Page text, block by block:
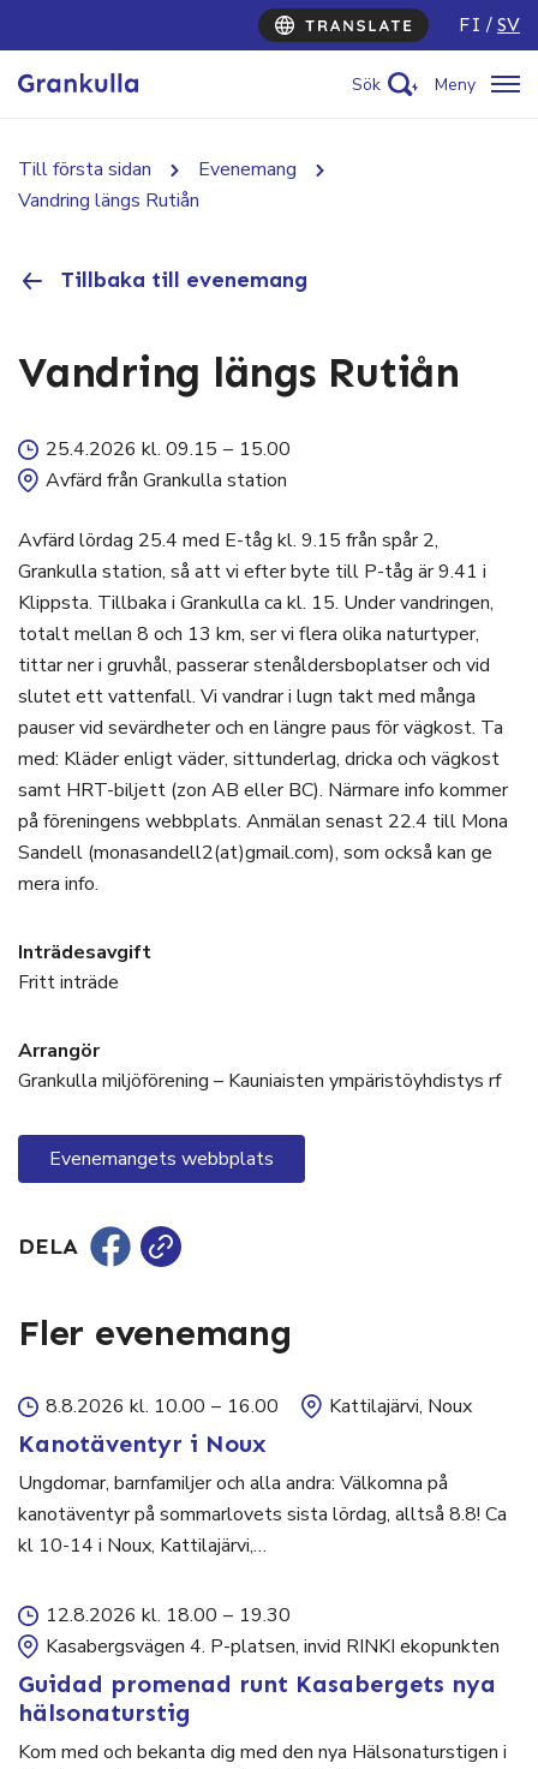
FI SV
Sök Meny
Till första sidan
Evenemang
Vandring längs Rutiån
Tillbaka till evenemang
Vandring längs Rutiån
25.4.2026 kl. 09.15 – 15.00
Avfärd från Grankulla station
Avfärd lördag 25.4 med E-tåg kl. 9.15 från spår 2,
Grankulla station, så att vi efter byte till P-tåg är 9.41 i
Klippsta. Tillbaka i Grankulla ca kl. 15. Under vandringen,
totalt mellan 8 och 13 km, ser vi flera olika naturtyper,
tittar ner i gruvhål, passerar stenåldersboplatser och vid
slutet ett vattenfall. Vi vandrar i lugn takt med många
pauser vid sevärdheter och en längre paus för vägkost. Ta
med: Kläder enligt väder, sittunderlag, dricka och vägkost
samt HRT-biljett (zon AB eller BC). Närmare info kommer
på föreningens webbplats. Anmälan senast 22.4 till Mona
Sandell (monasandell2(at)gmail.com), som också kan ge
mera info.
Inträdesavgift
Fritt inträde
Arrangör
Grankulla miljöförening – Kauniaisten ympäristöyhdistys rf
Evenemangets webbplats
DELA
Fler evenemang
8.8.2026 kl. 10.00 – 16.00 Kattilajärvi, Noux
Kanotäventyr i Noux
Ungdomar, barnfamiljer och alla andra: Välkomna på
kanotäventyr på sommarlovets sista lördag, alltså 8.8! Ca
kl 10-14 i Noux, Kattilajärvi,…
12.8.2026 kl. 18.00 – 19.30
Kasabergsvägen 4. P-platsen, invid RINKI ekopunkten
Guidad promenad runt Kasabergets nya
hälsonaturstig
Kom med och bekanta dig med den nya Hälsonaturstigen i